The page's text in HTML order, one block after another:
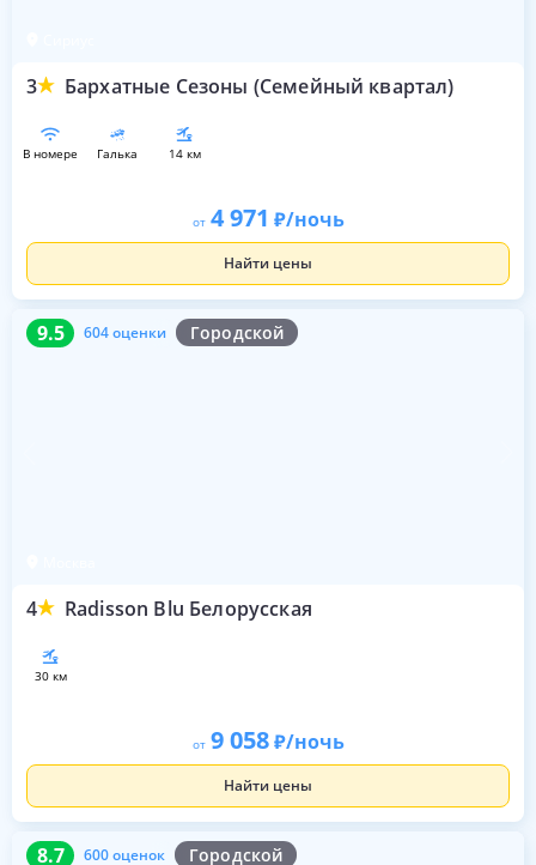
3 Бархатные Сезоны (Семейный квартал)
в номере галька 14 км
от 4 971 /ночь
Найти цены
9.5 604 оценки Городской
4 Radisson Blu Белорусская
9.5 604 оценки
30 км
от 9 058 /ночь
Найти цены
8.7 600 оценок Городской
8.7 600 оценок